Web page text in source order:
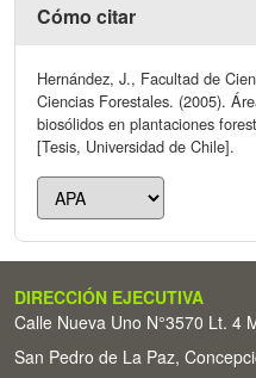
Cómo citar
Hernández, J., Facultad de
Ciencias Forestales. (2005).
biosólidos en plantaciones
[Tesis, Universidad de Chile].
DIRECCIÓN EJECUTIVA
Calle Nueva Uno N°3570 Lt. 4
San Pedro de La Paz,